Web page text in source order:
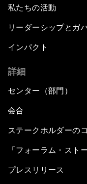
私たちの活動
リーダーシップとガ
インパクト
詳細
センター（部門）
会合
ステークホルダーの
「フォーラム・スト
プレスリリース